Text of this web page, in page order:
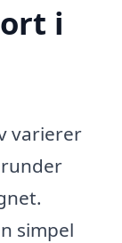
i
varierer
simpel